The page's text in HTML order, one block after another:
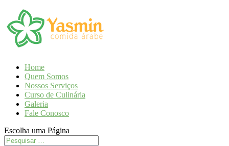
Home
Quem Somos
Nossos Serviços
Curso de Culinária
Galeria
Fale Conosco
Escolha uma Página